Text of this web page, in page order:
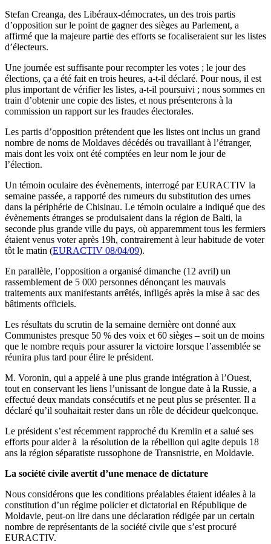
Stefan Creanga, des Libéraux-démocrates, un des trois partis
d’opposition sur le point de gagner des sièges au Parlement, a
affirmé que la majeure partie des efforts se focaliseraient sur les listes
d’électeurs.
Une journée est suffisante pour recompter les votes ; le jour des
élections, ça a été fait en trois heures, a-t-il déclaré. Pour nous, il est
plus important de vérifier les listes, a-t-il poursuivi ; nous sommes en
train d’obtenir une copie des listes, et nous présenterons à la
commission un rapport sur les fraudes électorales.
Les partis d’opposition prétendent que les listes ont inclus un grand
nombre de noms de Moldaves décédés ou travaillant à l’étranger,
mais dont les voix ont été comptées en leur nom le jour de
l’élection.
Un témoin oculaire des évènements, interrogé par EURACTIV la
semaine passée, a rapporté des rumeurs du substitution des urnes
dans la périphérie de Chisinau. Le témoin oculaire a indiqué que des
évènements étranges se produisaient dans la région de Balti, la
seconde plus grande ville du pays, où apparemment tous les fermiers
étaient venus voter après 19h, contrairement à leur habitude de voter
tôt le matin (EURACTIV 08/04/09).
En parallèle, l’opposition a organisé dimanche (12 avril) un
rassemblement de 5 000 personnes dénonçant les mauvais
traitements aux manifestants arrêtés, infligés après la mise à sac des
bâtiments officiels.
Les résultats du scrutin de la semaine dernière ont donné aux
Communistes presque 50 % des voix et 60 sièges – soit un de moins
que le nombre requis pour assurer la victoire lorsque l’assemblée se
réunira plus tard pour élire le président.
M. Voronin, qui a appelé à une plus grande intégration à l’Ouest,
tout en conservant les liens l’unissant de longue date à la Russie, a
effectué deux mandats consécutifs et ne peut plus se présenter. Il a
déclaré qu’il souhaitait rester dans un rôle de décideur quelconque.
Le président s’est récemment rapproché du Kremlin et a salué ses
efforts pour aider à la résolution de la rébellion qui agite depuis 18
ans la région séparatiste russophone de Transnistrie, en Moldavie.
La société civile avertit d’une menace de dictature
Nous considérons que les conditions préalables étaient idéales à la
constitution d’un régime policier et dictatorial en République de
Moldavie, peut-on lire dans une déclaration rédigée par un certain
nombre de représentants de la société civile que s’est procuré
EURACTIV.